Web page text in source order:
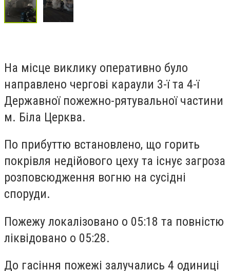
На місце виклику оперативно було
направлено чергові караули 3-ї та 4-ї
Державної пожежно-рятувальної частини
м. Біла Церква.
По прибуттю встановлено, що горить
покрівля недійового цеху та існує загроза
розповсюдження вогню на сусідні
споруди.
Пожежу локалізовано о 05:18 та повністю
ліквідовано о 05:28.
До гасіння пожежі залучались 4 одиниці